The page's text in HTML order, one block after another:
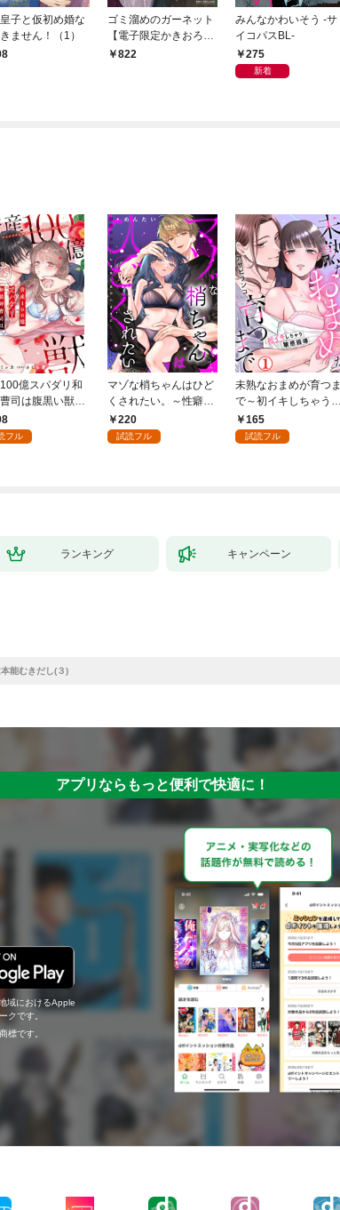
子と仮初め婚な
ません！（1）
ゴミ溜めのガーネット
【電子限定かきおろし
付】822
みんなかわいそう -サ
イコパスBL-
275
新着
億スパダリ和
司は腹黒い獣～
ルな指遣いから
圧倒的快感～ 1
フル
マゾな梢ちゃんはひど
くされたい。～性癖マ
ッチした後輩と欲望の
ままにセックスしたら
220
試読フル
未熟なおまめが育つま
で～初イキしちゃう敏
感指導～1
165
試読フル
ランキング キャンペーン
能むきだし(３)
アプリならもっと便利で快適に！
域におけるApple
クです。
標です。